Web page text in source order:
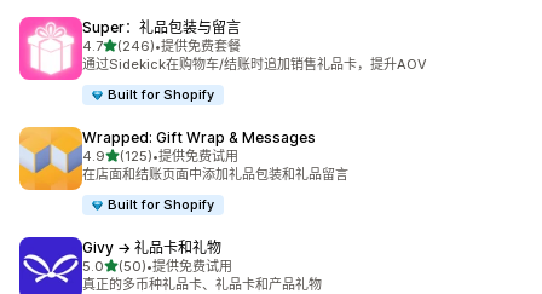
Super：礼品包装与留言
4.7星（满分 5 星）
(246)
总共 246 条评论
•提供免费套餐
通过Sidekick在购物车/结账时追加销售礼品卡，提升AOV
Built for Shopify
Wrapped: Gift Wrap & Messages
4.9星（满分 5 星）
(125)
总共 125 条评论
•提供免费试用
在店面和结账页面中添加礼品包装和礼品留言
Built for Shopify
Givy → 礼品卡和礼物
5.0星（满分 5 星）
(50)
总共 50 条评论
•提供免费试用
真正的多币种礼品卡、礼品卡和产品礼物